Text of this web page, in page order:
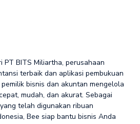
PT BITS Miliartha, perusahaan
terbaik dan aplikasi pembukuan
bisnis dan akuntan mengelola
mudah, dan akurat. Sebagai
telah digunakan ribuan
Bee siap bantu bisnis Anda